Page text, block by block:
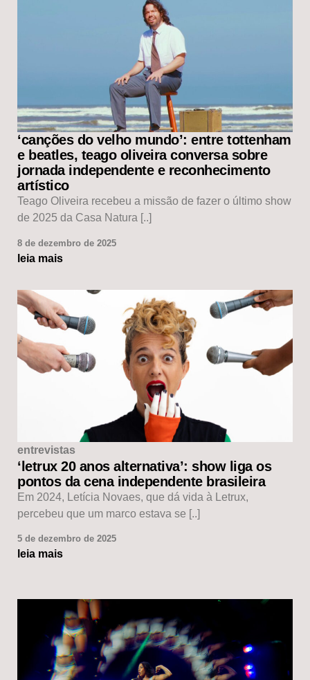
‘canções do velho mundo’: entre tottenham
e beatles, teago oliveira conversa sobre
jornada independente e reconhecimento
artístico
Teago Oliveira recebeu a missão de fazer o último show
de 2025 da Casa Natura [..]
8 de dezembro de 2025
leia mais
entrevistas
‘letrux 20 anos alternativa’: show liga os
pontos da cena independente brasileira
Em 2024, Letícia Novaes, que dá vida à Letrux,
percebeu que um marco estava se [..]
5 de dezembro de 2025
leia mais